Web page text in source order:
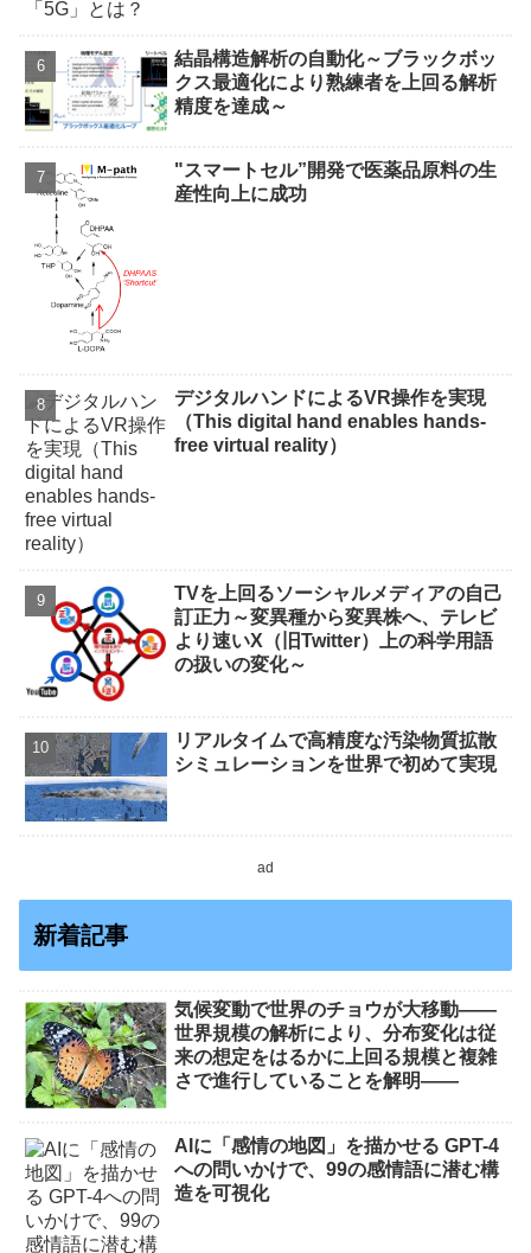
結晶構造解析の自動化～ブラックボッ
クス最適化により熟練者を上回る解析
精度を達成～
"スマートセル”開発で医薬品原料の生
産性向上に成功
デジタルハンドによるVR操作を実現
（This digital hand enables hands-
free virtual reality）
TVを上回るソーシャルメディアの自己
訂正力～変異種から変異株へ、テレビ
より速いX（旧Twitter）上の科学用語
の扱いの変化～
リアルタイムで高精度な汚染物質拡散
シミュレーションを世界で初めて実現
ad
新着記事
気候変動で世界のチョウが大移動――
世界規模の解析により、分布変化は従
来の想定をはるかに上回る規模と複雑
さで進行していることを解明――
AIに「感情の地図」を描かせる GPT-4
への問いかけで、99の感情語に潜む構
造を可視化